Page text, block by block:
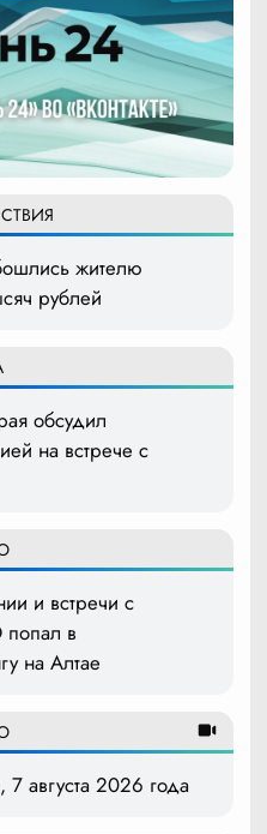
жителю
рублей
обсудил
на встрече с
и встречи с
в
на Алтае
августа 2026 года